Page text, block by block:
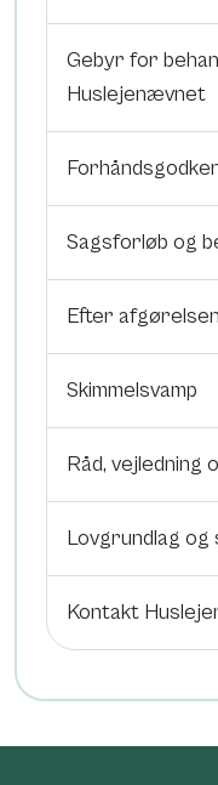
Gebyr for
Huslejenævnet
Sagsforløb og
Efter
Skimmelsvamp
Råd, vejledning
Lovgrundlag
Kontakt